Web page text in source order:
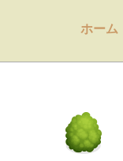
ホーム